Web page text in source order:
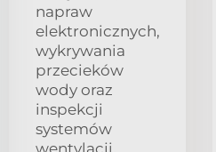
napraw
elektronicznych,
wykrywania
przecieków
wody oraz
inspekcji
systemów
wentylacji,